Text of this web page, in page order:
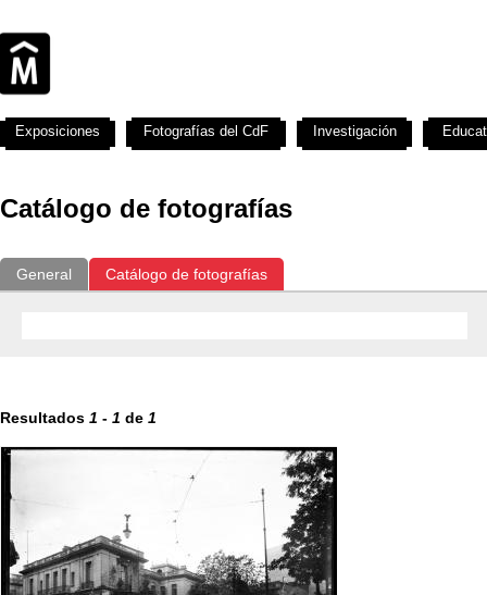
Catálogo de fotografías
General Catálogo de fotografías
Resultados 1 - 1 de 1
Exposiciones Fotografías del CdF Investigación